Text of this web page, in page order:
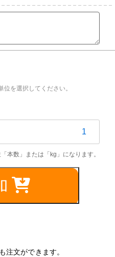
位を選択してください。
文ができます。